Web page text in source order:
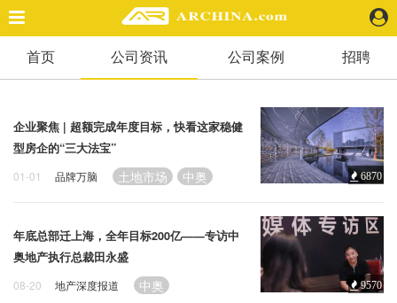
精选案例
室 内
业 界
机 构
人 物
首页 公司资讯 公司案例 招聘
企业聚焦 | 超额完成年度目标，快看这家稳健
型房企的“三大法宝”
01-01 品牌万脑 土地市场 中奥 6870
年底总部迁上海，全年目标200亿——专访中
奥地产执行总裁田永盛
08-20 地产深度报道 中奥 9570